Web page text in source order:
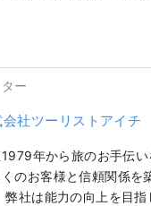
ー
会社ツーリストアイチ
年から旅のお手伝い
のお客様と信頼関係を
弊社は能力の向上を目指